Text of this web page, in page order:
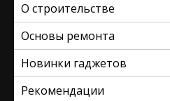
О строительстве
Основы ремонта
Новинки гаджетов
Рекомендации